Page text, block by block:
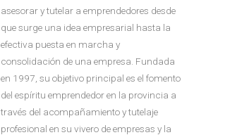
asesorar y tutelar a emprendedores desde
que surge una idea empresarial hasta la
efectiva puesta en marcha y
consolidación de una empresa. Fundada
en 1997, su objetivo principal es el fomento
del espíritu emprendedor en la provincia a
través del acompañamiento y tutelaje
profesional en su vivero de empresas y la